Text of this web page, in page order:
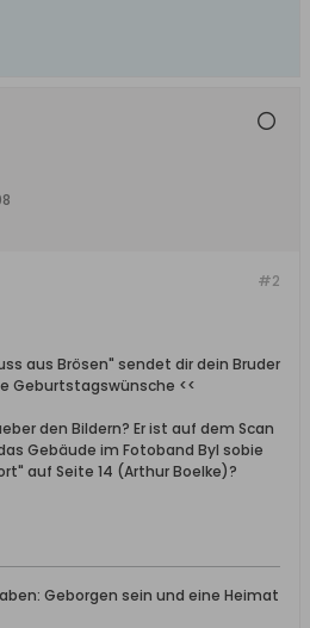
#2
aus Brösen" sendet dir dein Bruder
Geburtstagswünsche <<
den Bildern? Er ist auf dem Scan
Gebäude im Fotoband Byl sobie
auf Seite 14 (Arthur Boelke)?
Geborgen sein und eine Heimat